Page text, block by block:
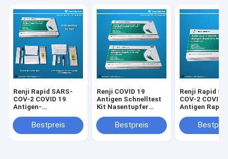
Renji Rapid SARS-
COV-2 COVID 19
Antigen-
Kolloidales Gold
Bestpreis
Renji COVID 19
Antigen Schnelltest
Kit Nasentupfer
15MinBestpreis
Renji Rapid
COV-2 COVID
Antigen Rapid
Nasentupfer